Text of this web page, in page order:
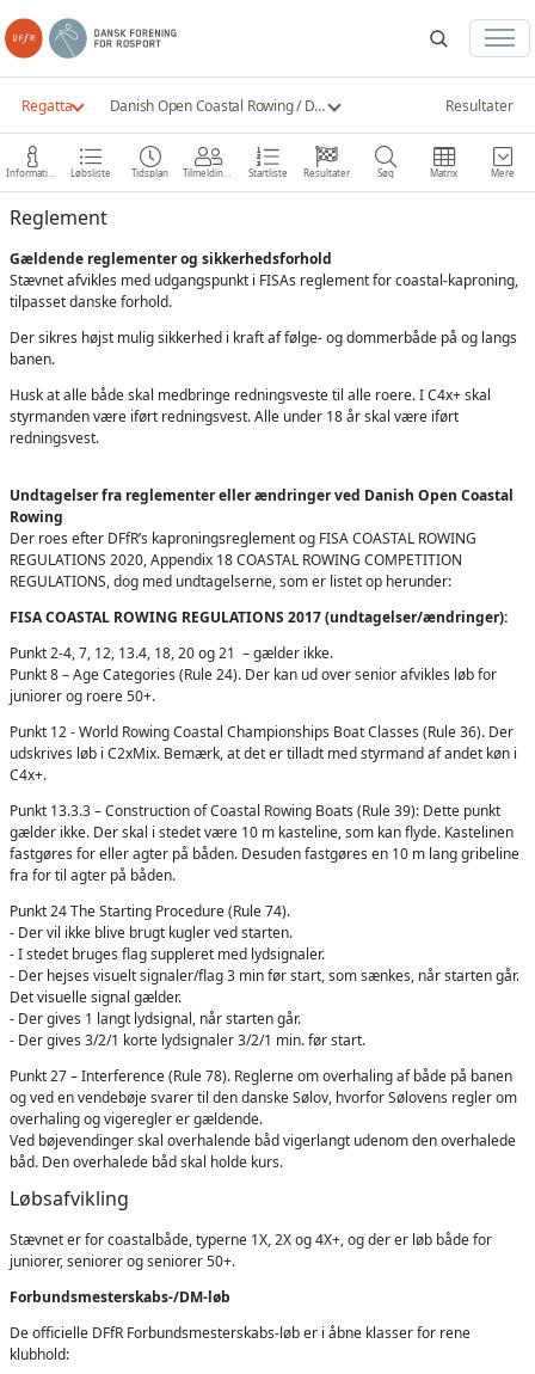
Regatta Danish Open Coastal Rowing / DM Coastal Rowing 2021Resultater
Information Løbsliste Tidsplan Tilmeldinger Startliste Resultater Søg Matrix Mere
Reglement
Gældende reglementer og sikkerhedsforhold
Stævnet afvikles med udgangspunkt i FISAs reglement for coastal-kaproning,
tilpasset danske forhold.
Der sikres højst mulig sikkerhed i kraft af følge- og dommerbåde på og langs
banen.
Husk at alle både skal medbringe redningsveste til alle roere. I C4x+ skal
styrmanden være iført redningsvest. Alle under 18 år skal være iført
redningsvest.
Undtagelser fra reglementer eller ændringer ved Danish Open Coastal
Rowing
Der roes efter DFfR’s kaproningsreglement og FISA COASTAL ROWING
REGULATIONS 2020, Appendix 18 COASTAL ROWING COMPETITION
REGULATIONS, dog med undtagelserne, som er listet op herunder:
FISA COASTAL ROWING REGULATIONS 2017 (undtagelser/ændringer):
Punkt 2-4, 7, 12, 13.4, 18, 20 og 21 – gælder ikke.
Punkt 8 – Age Categories (Rule 24). Der kan ud over senior afvikles løb for
juniorer og roere 50+.
Punkt 12 - World Rowing Coastal Championships Boat Classes (Rule 36). Der
udskrives løb i C2xMix. Bemærk, at det er tilladt med styrmand af andet køn i
C4x+.
Punkt 13.3.3 – Construction of Coastal Rowing Boats (Rule 39): Dette punkt
gælder ikke. Der skal i stedet være 10 m kasteline, som kan flyde. Kastelinen
fastgøres for eller agter på båden. Desuden fastgøres en 10 m lang gribeline
fra for til agter på båden.
Punkt 24 The Starting Procedure (Rule 74).
- Der vil ikke blive brugt kugler ved starten.
- I stedet bruges flag suppleret med lydsignaler.
- Der hejses visuelt signaler/flag 3 min før start, som sænkes, når starten går.
Det visuelle signal gælder.
- Der gives 1 langt lydsignal, når starten går.
- Der gives 3/2/1 korte lydsignaler 3/2/1 min. før start.
Punkt 27 – Interference (Rule 78). Reglerne om overhaling af både på banen
og ved en vendebøje svarer til den danske Sølov, hvorfor Sølovens regler om
overhaling og vigeregler er gældende.
Ved bøjevendinger skal overhalende båd vigerlangt udenom den overhalede
båd. Den overhalede båd skal holde kurs.
Løbsafvikling
Stævnet er for coastalbåde, typerne 1X, 2X og 4X+, og der er løb både for
juniorer, seniorer og seniorer 50+.
Forbundsmesterskabs-/DM-løb
De officielle DFfR Forbundsmesterskabs-løb er i åbne klasser for rene
klubhold: